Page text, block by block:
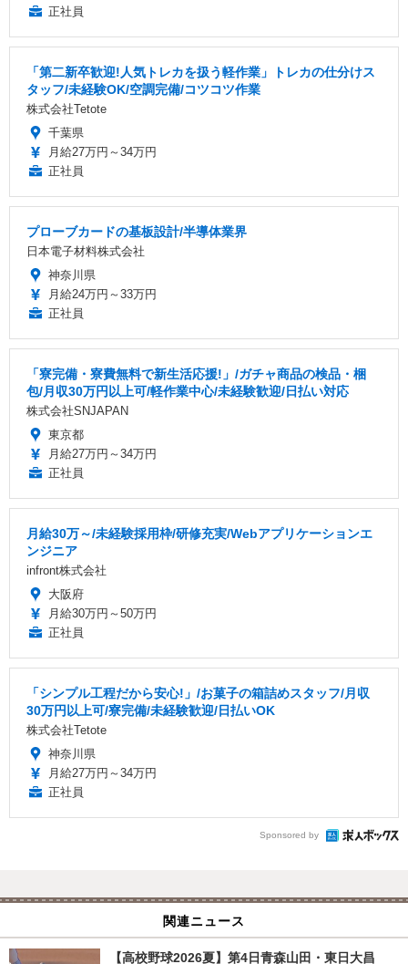
正社員
「第二新卒歓迎!人気トレカを扱う軽作業」トレカの仕分けス
タッフ/未経験OK/空調完備/コツコツ作業
株式会社Tetote
千葉県
月給27万円～34万円
正社員
プローブカードの基板設計/半導体業界
日本電子材料株式会社
神奈川県
月給24万円～33万円
正社員
「寮完備・寮費無料で新生活応援!」/ガチャ商品の検品・梱
包/月収30万円以上可/軽作業中心/未経験歓迎/日払い対応
株式会社SNJAPAN
東京都
月給27万円～34万円
正社員
月給30万～/未経験採用枠/研修充実/Webアプリケーションエ
ンジニア
infront株式会社
大阪府
月給30万円～50万円
正社員
「シンプル工程だから安心!」/お菓子の箱詰めスタッフ/月収
30万円以上可/寮完備/未経験歓迎/日払いOK
株式会社Tetote
神奈川県
月給27万円～34万円
正社員
Sponsored by
関連ニュース
【高校野球2026夏】第4日青森山田・東日大昌